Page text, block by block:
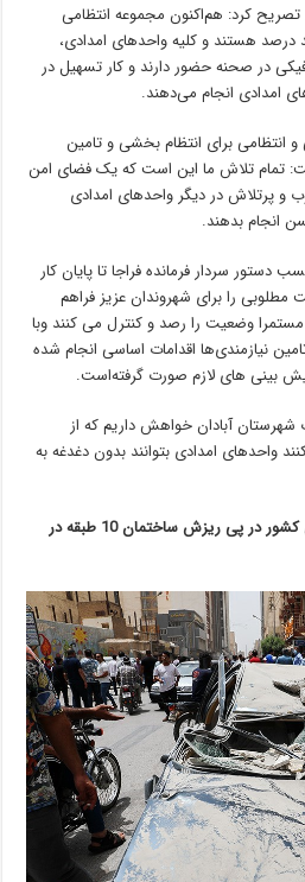
تصریح کرد: هم‌اکنون مجموعه انتظامی
هستند و کلیه واحدهای امدادی،
در صحنه حضور دارند و کار تسهیل در
امدادی انجام می‌دهند.
و انتظامی برای انتظام بخشی و تامین
تمام تلاش ما این است که یک فضای امن
و پرتلاش در دیگر واحد‌های امدادی
انجام بدهند.
دستور سردار فرمانده فراجا تا پایان کار
مطلوبی را برای شهروندان عزیز فراهم
وضعیت را رصد و کنترل می کنند وبا
نیازمندی‌ها اقدامات اساسی انجام شده
بینی های لازم صورت گرفته‌است.
آبادان خواهش داریم که از
واحدهای امدادی بتوانند بدون دغدغه به
دستور رئیس سازمان بازرسی کل کشور در پی ریزش ساختمان 10 طبقه در